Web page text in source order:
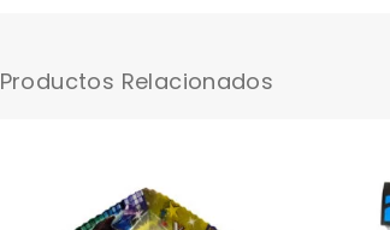
Productos Relacionados